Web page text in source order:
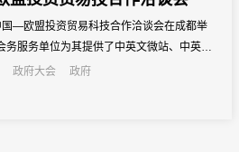
—欧盟投资贸易科技合作洽谈会在成都举
务服务单位为其提供了中英文微站、中英文
、短信邮件通知等现场解决方案。
政府大会
政府